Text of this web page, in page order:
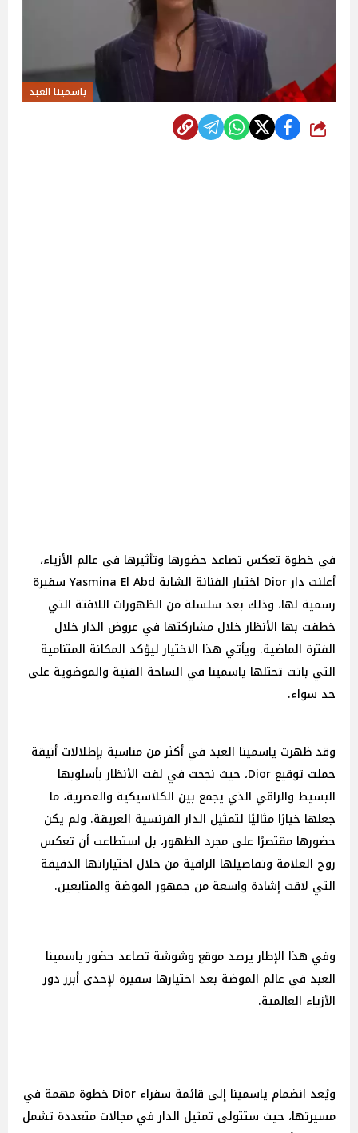
ياسمينا العبد
شارك
في خطوة تعكس تصاعد حضورها وتأثيرها في عالم الأزياء،
أعلنت دار Dior اختيار الفنانة الشابة Yasmina El Abd سفيرة
رسمية لها، وذلك بعد سلسلة من الظهورات اللافتة التي
خطفت بها الأنظار خلال مشاركتها في عروض الدار خلال
الفترة الماضية. ويأتي هذا الاختيار ليؤكد المكانة المتنامية
التي باتت تحتلها ياسمينا في الساحة الفنية والموضوية على
حد سواء.
وقد ظهرت ياسمينا العبد في أكثر من مناسبة بإطلالات أنيقة
حملت توقيع Dior، حيث نجحت في لفت الأنظار بأسلوبها
البسيط والراقي الذي يجمع بين الكلاسيكية والعصرية، ما
جعلها خيارًا مثاليًا لتمثيل الدار الفرنسية العريقة. ولم يكن
حضورها مقتصرًا على مجرد الظهور، بل استطاعت أن تعكس
روح العلامة وتفاصيلها الراقية من خلال اختياراتها الدقيقة
التي لاقت إشادة واسعة من جمهور الموضة والمتابعين.
وفي هذا الإطار يرصد موقع وشوشة تصاعد حضور ياسمينا
العبد في عالم الموضة بعد اختيارها سفيرة لإحدى أبرز دور
الأزياء العالمية.
ويُعد انضمام ياسمينا إلى قائمة سفراء Dior خطوة مهمة في
مسيرتها، حيث ستتولى تمثيل الدار في مجالات متعددة تشمل